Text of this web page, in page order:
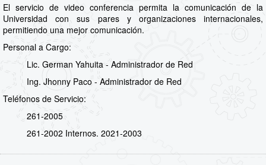
El servicio de video conferencia permita la comunicación de la
Universidad con sus pares y organizaciones internacionales,
permitiendo una mejor comunicación.
Personal a Cargo:
Lic. German Yahuita - Administrador de Red
Ing. Jhonny Paco - Administrador de Red
Teléfonos de Servicio:
261-2005
261-2002 Internos. 2021-2003